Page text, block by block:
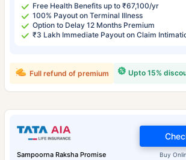
Free Health Benefits up to ₹67,100/yr
100% Payout on Terminal Illness
Option to Delay 12 Months Premium
₹3 Lakh Immediate Payout on Claim
Upto 15%
Full refund of premium
Sampoorna Raksha Promise Buy